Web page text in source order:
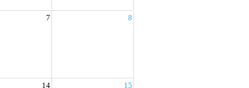
7 8
14 15